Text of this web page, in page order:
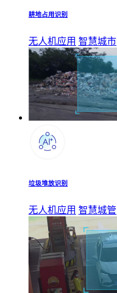
耕地占用识别
无人机应用 智慧城市
垃圾堆放识别
无人机应用 智慧城管